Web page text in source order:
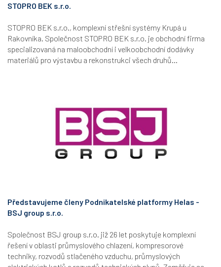
STOPRO BEK s.r.o.
STOPRO BEK s.r.o., komplexní střešní systémy Krupá u
Rakovníka. Společnost STOPRO BEK s.r.o. je obchodní firma
specializovaná na maloobchodní i velkoobchodní dodávky
materiálů pro výstavbu a rekonstrukci všech druhů...
Představujeme členy Podnikatelské platformy Helas -
BSJ group s.r.o.
Společnost BSJ group s.r.o. již 26 let poskytuje komplexní
řešení v oblasti průmyslového chlazení, kompresorové
techniky, rozvodů stlačeného vzduchu, průmyslových